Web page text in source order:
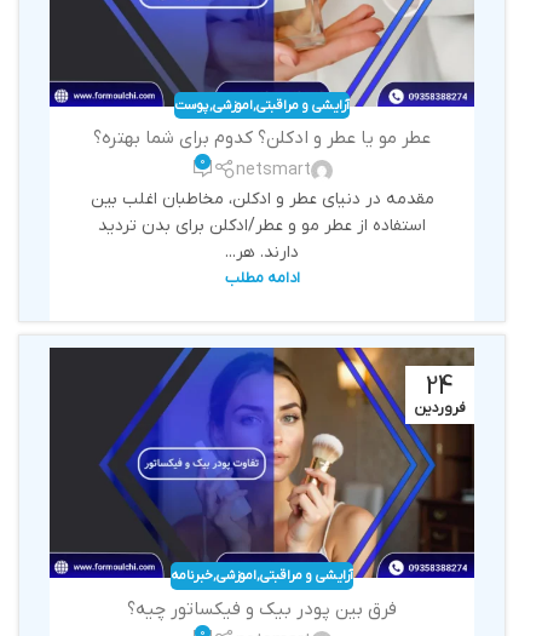
آرایشی و مراقبتی,اموزشی,پوست
عطر مو یا عطر و ادکلن؟ کدوم برای شما بهتره؟
netsmart
0
مقدمه در دنیای عطر و ادکلن، مخاطبان اغلب بین
استفاده از عطر مو و عطر/ادکلن برای بدن تردید
دارند. هر...
ادامه مطلب
24
فروردین
آرایشی و مراقبتی,اموزشی,خبرنامه
فرق بین پودر بیک و فیکساتور چیه؟
0